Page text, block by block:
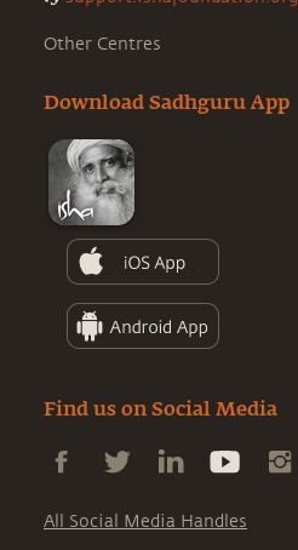
Other Centres
Download Sadhguru App
Find us on Social Media
All Social Media Handles